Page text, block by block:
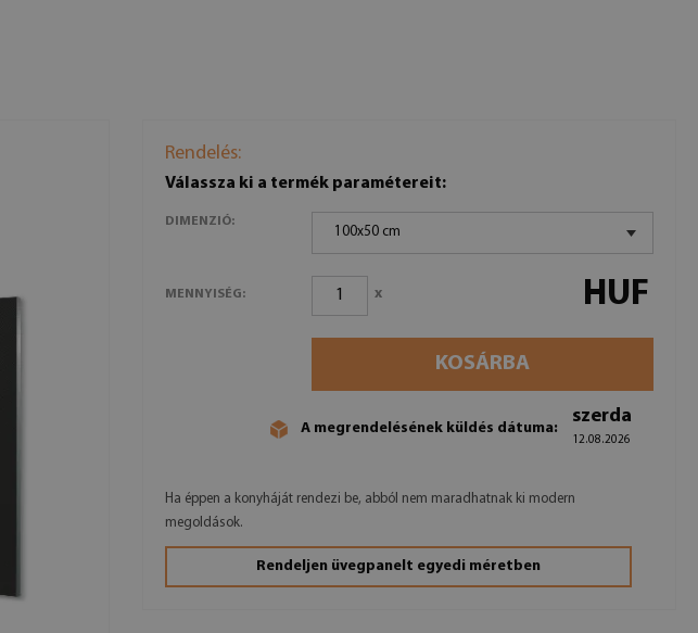
Rendelés:
Válassza ki a termék paramétereit:
DIMENZIÓ:
100x50 cm
MENNYISÉG: x HUF
KOSÁRBA
A megrendelésének küldés dátuma:
szerda
12.08.2026
Ha éppen a konyháját rendezi be, abból nem maradhatnak ki modern
megoldások.
Rendeljen üvegpanelt egyedi méretben